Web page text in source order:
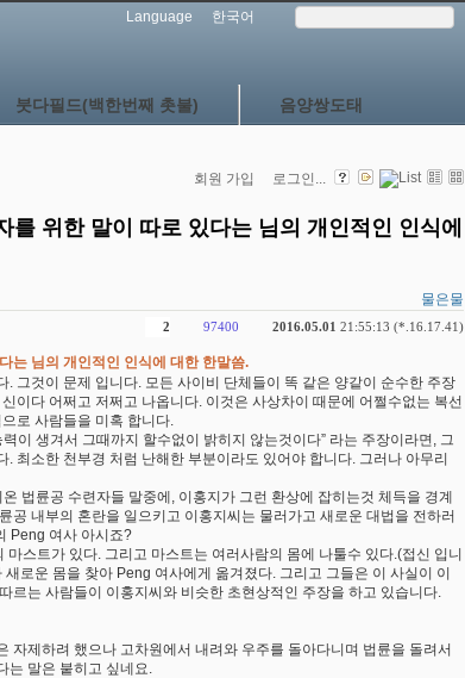
Language 한국어
붓다필드(백한번째 촛불) 음양쌍도태
회원 가입 로그인...
위한 말이 따로 있다는 님의 개인적인 인식에
물은물
2016.05.01 21:55:13 (*.16.17.41)
97400
2
는 님의 개인적인 인식에 대한 한말씀.
그것이 문제 입니다. 모든 사이비 단체들이 똑 같은 양같이 순수한 주장
이다 어쩌고 저쩌고 나옵니다. 이것은 사상차이 때문에 어쩔수없는 복선
로 사람들을 미혹 합니다.
이 생겨서 그때까지 할수없이 밝히지 않는것이다” 라는 주장이라면, 그
최소한 천부경 처럼 난해한 부분이라도 있어야 합니다. 그러나 아무리
법륜공 수련자들 말중에, 이홍지가 그런 환상에 잡히는것 체득을 경계
내부의 혼란을 일으키고 이홍지씨는 물러가고 새로운 대법을 전하러
Peng 여사 아시죠?
스트가 있다. 그리고 마스트는 여러사람의 몸에 나툴수 있다.(접신 입니
로운 몸을 찾아 Peng 여사에게 옮겨졌다. 그리고 그들은 이 사실이 이
르는 사람들이 이홍지씨와 비슷한 초현상적인 주장을 하고 있습니다.
자제하려 했으나 고차원에서 내려와 우주를 돌아다니며 법륜을 돌려서
는 말은 붙히고 싶네요.